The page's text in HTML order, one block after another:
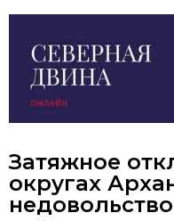
Затяжное
округах